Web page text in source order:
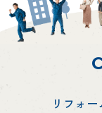
リフォ